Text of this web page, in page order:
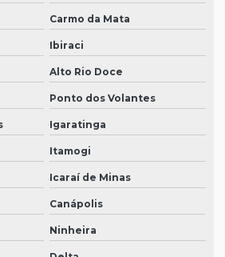
Carmo da Mata
Ibiraci
Alto Rio Doce
Ponto dos Volantes
Igaratinga
Itamogi
Icaraí de Minas
Canápolis
Ninheira